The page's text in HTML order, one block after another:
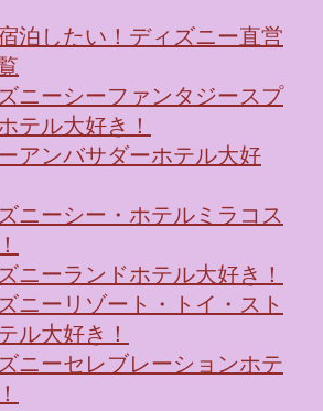
泊したい！ディズニー直営
ニーシーファンタジースプ
テル大好き！
アンバサダーホテル大好
ニーシー・ホテルミラコス
ニーランドホテル大好き！
ニーリゾート・トイ・スト
ル大好き！
ニーセレブレーションホテ